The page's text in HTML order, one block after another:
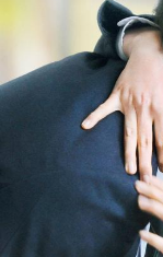
möglichen,
während die
umzugehen,
Kampf gegen die
der Pflicht zu